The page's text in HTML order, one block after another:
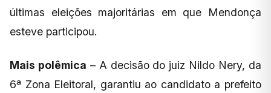
últimas eleições majoritárias em que Mendonça
esteve participou.
Mais polêmica – A decisão do juiz Nildo Nery, da
6ª Zona Eleitoral, garantiu ao candidato a prefeito